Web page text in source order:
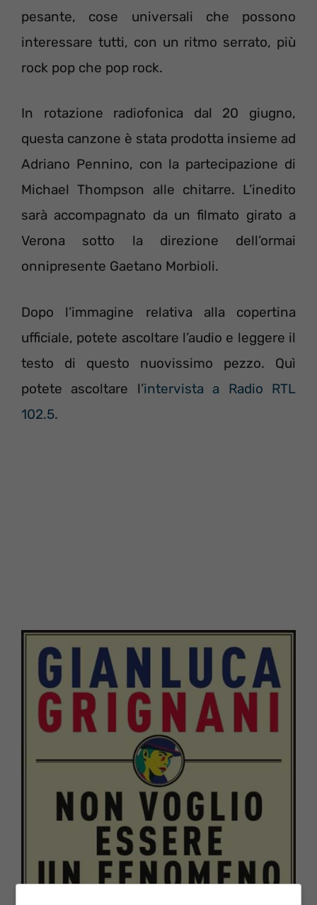
pesante, cose universali che possono
interessare tutti, con un ritmo serrato, più
rock pop che pop rock.
In rotazione radiofonica dal 20 giugno,
questa canzone è stata prodotta insieme ad
Adriano Pennino, con la partecipazione di
Michael Thompson alle chitarre. L’inedito
sarà accompagnato da un filmato girato a
Verona sotto la direzione dell’ormai
onnipresente Gaetano Morbioli.
Dopo l’immagine relativa alla copertina
ufficiale, potete ascoltare l’audio e leggere il
testo di questo nuovissimo pezzo. Quì
potete ascoltare l’intervista a Radio RTL
102.5.